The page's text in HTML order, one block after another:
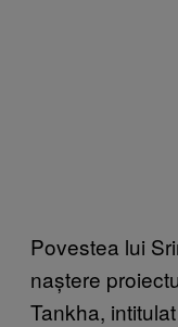
Povestea lui
naștere
Tankha, intitulat